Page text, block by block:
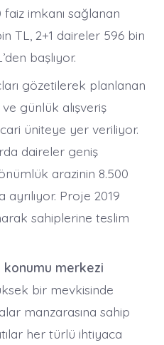
imkanı sağlanan
TL, 2+1 daireler 596 bin
başlıyor.
gözetilerek planlanan
günlük alışveriş
üniteye yer veriliyor.
daireler geniş
arazinin 8.500
Proje 2019
sahiplerine teslim
konumu merkezi
bir mevkisinde
manzarasına sahip
her türlü ihtiyaca